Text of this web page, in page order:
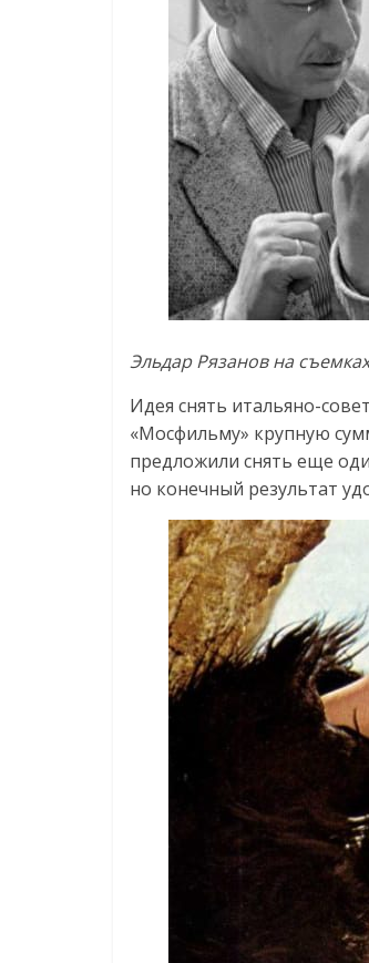
Эльдар Рязанов на
Идея снять итальяно-
«Мосфильму» крупную
предложили снять еще
но конечный результат